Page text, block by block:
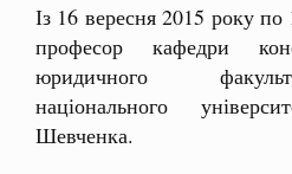
Із 16 вересня 2015 року
професор кафедри
юридичного
національного
Шевченка.